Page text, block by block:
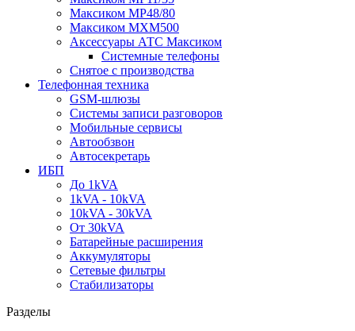
Максиком MP48/80
Максиком MXM500
Аксессуары АТС Максиком
Системные телефоны
Снятое с производства
Телефонная техника
GSM-шлюзы
Системы записи разговоров
Мобильные сервисы
Автообзвон
Автосекретарь
ИБП
До 1kVA
1kVA - 10kVA
10kVA - 30kVA
От 30kVA
Батарейные расширения
Аккумуляторы
Сетевые фильтры
Стабилизаторы
Разделы